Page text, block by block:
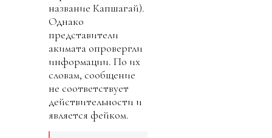
название Капшагай).
Однако
представители
акимата опровергли
информации. По их
словам, сообщение
не соответствует
действительности и
является фейком.